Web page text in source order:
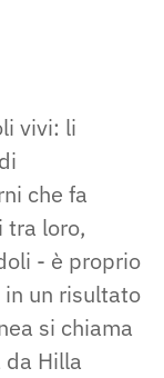
vivi: li
che fa
tra loro,
- è proprio
un risultato
si chiama
Hilla